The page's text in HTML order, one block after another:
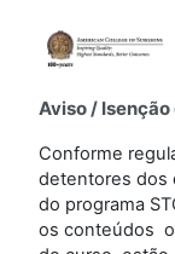
Aviso /
Conforme
detentores dos
do programa
os conteúdos